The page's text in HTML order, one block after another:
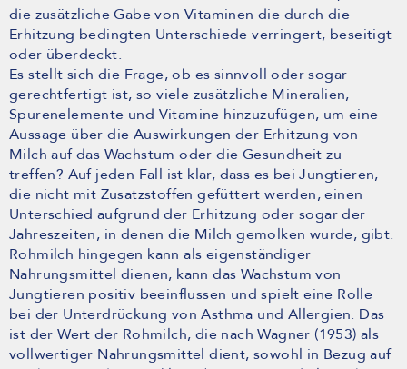
die zusätzliche Gabe von Vitaminen die durch die
Erhitzung bedingten Unterschiede verringert, beseitigt
oder überdeckt.
Es stellt sich die Frage, ob es sinnvoll oder sogar
gerechtfertigt ist, so viele zusätzliche Mineralien,
Spurenelemente und Vitamine hinzuzufügen, um eine
Aussage über die Auswirkungen der Erhitzung von
Milch auf das Wachstum oder die Gesundheit zu
treffen? Auf jeden Fall ist klar, dass es bei Jungtieren,
die nicht mit Zusatzstoffen gefüttert werden, einen
Unterschied aufgrund der Erhitzung oder sogar der
Jahreszeiten, in denen die Milch gemolken wurde, gibt.
Rohmilch hingegen kann als eigenständiger
Nahrungsmittel dienen, kann das Wachstum von
Jungtieren positiv beeinflussen und spielt eine Rolle
bei der Unterdrückung von Asthma und Allergien. Das
ist der Wert der Rohmilch, die nach Wagner (1953) als
vollwertiger Nahrungsmittel dient, sowohl in Bezug auf